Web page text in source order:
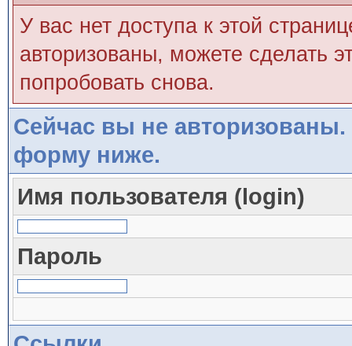
У вас нет доступа к этой
авторизованы, можете сделать
попробовать снова.
Сейчас вы не авторизованы.
форму ниже.
Имя пользователя (login)
Пароль